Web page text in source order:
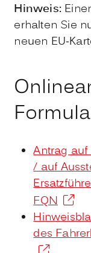
Hinweis:
erhalten Sie
neuen EU-
Antrag
/ auf
FQN
des